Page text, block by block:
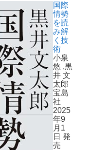
国際
情勢
を読
み解
く技
術
小泉
悠 ,黒
井 文
太郎
宝島
社
2025
年9
月1
日 発
売